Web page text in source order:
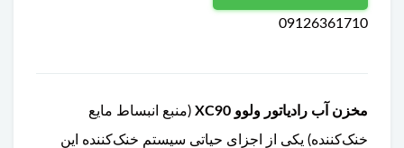
09126361710
مخزن آب رادیاتور ولوو XC90
(منبع انبساط مایع
خنک‌کننده) یکی از اجزای حیاتی سیستم خنک‌کننده این